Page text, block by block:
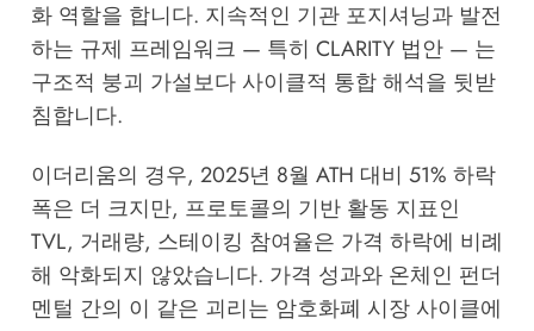
화 역할을 합니다. 지속적인 기관 포지셔닝과 발전
하는 규제 프레임워크 — 특히 CLARITY 법안 — 는
구조적 붕괴 가설보다 사이클적 통합 해석을 뒷받
침합니다.
이더리움의 경우, 2025년 8월 ATH 대비 51% 하락
폭은 더 크지만, 프로토콜의 기반 활동 지표인
TVL, 거래량, 스테이킹 참여율은 가격 하락에 비례
해 악화되지 않았습니다. 가격 성과와 온체인 펀더
멘털 간의 이 같은 괴리는 암호화폐 시장 사이클에